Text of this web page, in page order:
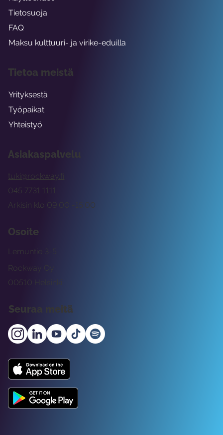
Asiakaspalvelu
tuki@rockway.fi
Arkisin klo 09:00 -15:00
045 7731 1111
Osoite
Rockway Oy
Lemuntie 3-5
00510 Helsinki
Seuraa meitä
Tietosuoja
FAQ
Maksu kulttuuri- ja virike-eduilla
Tietoa meistä
Yrityksestä
Työpaikat
Yhteistyö